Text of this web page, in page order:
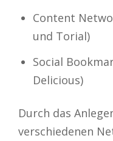
Content
und Torial)
Social
Delicious)
Durch das
verschiedenen